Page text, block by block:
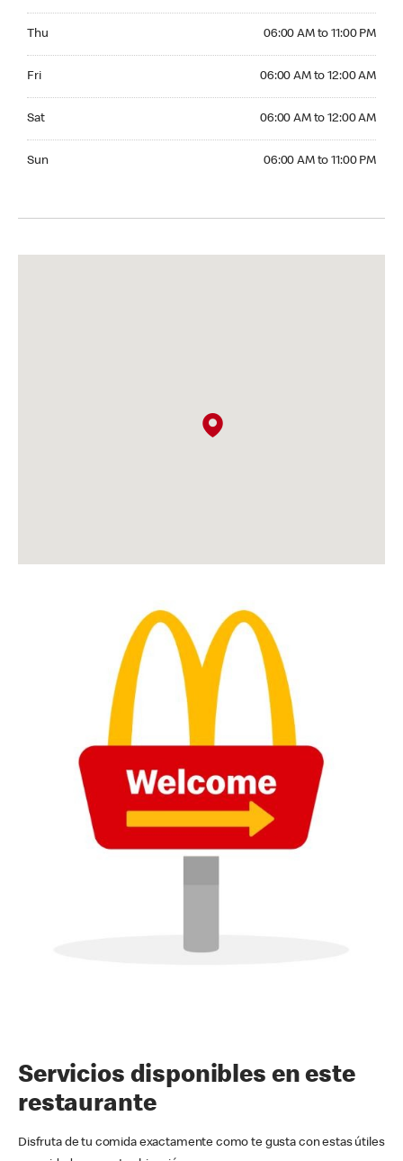
Thu 06:00 AM to 11:00 PM
Fri 06:00 AM to 12:00 AM
Sat 06:00 AM to 12:00 AM
Sun 06:00 AM to 11:00 PM
Servicios disponibles en este
restaurante
Disfruta de tu comida exactamente como te gusta con estas útiles